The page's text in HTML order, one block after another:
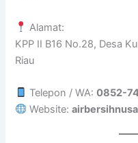
Alamat:
KPP II B16 No.28, Desa
Riau
Telepon / WA:0852-
Website: